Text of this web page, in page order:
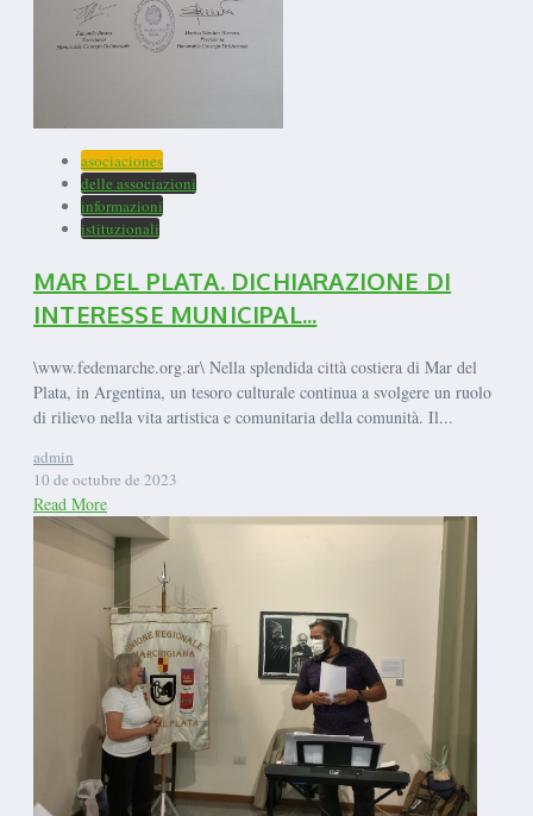
asociaciones
delle associazioni
informazioni
istituzionali
MAR DEL PLATA. DICHIARAZIONE DI
INTERESSE MUNICIPAL...
\www.fedemarche.org.ar\ Nella splendida città costiera di Mar del
Plata, in Argentina, un tesoro culturale continua a svolgere un ruolo
di rilievo nella vita artistica e comunitaria della comunità. Il...
admin
10 de octubre de 2023
Read More